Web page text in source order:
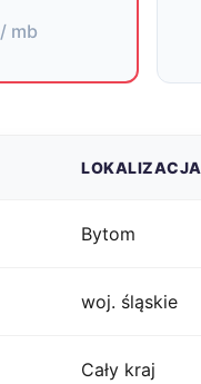
/ mb
LOKALIZACJA
Bytom
woj. śląskie
Cały kraj